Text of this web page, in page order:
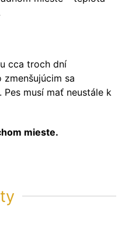
cca troch dní
sa
musí mať neustále k
mieste.